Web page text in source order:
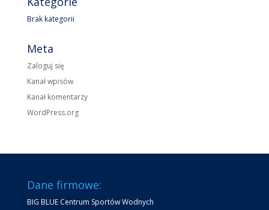
Brak kategorii
Meta
Zaloguj się
Kanał wpisów
Kanał komentarzy
WordPress.org
Dane firmowe:
BIG BLUE Centrum Sportów Wodnych